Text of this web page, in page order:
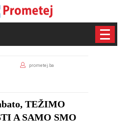
prometej.ba
TEŽIMO
A SAMO SMO